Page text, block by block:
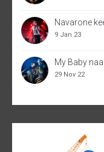
Navarone
9 Jan 23
My Baby
29 Nov 22